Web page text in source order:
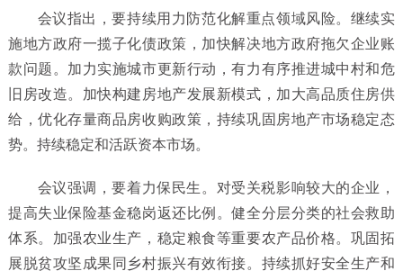
会议指出，要持续用力防范化解重点领域风险。继续实
施地方政府一揽子化债政策，加快解决地方政府拖欠企业账
款问题。加力实施城市更新行动，有力有序推进城中村和危
旧房改造。加快构建房地产发展新模式，加大高品质住房供
给，优化存量商品房收购政策，持续巩固房地产市场稳定态
势。持续稳定和活跃资本市场。
会议强调，要着力保民生。对受关税影响较大的企业，
提高失业保险基金稳岗返还比例。健全分层分类的社会救助
体系。加强农业生产，稳定粮食等重要农产品价格。巩固拓
展脱贫攻坚成果同乡村振兴有效衔接。持续抓好安全生产和